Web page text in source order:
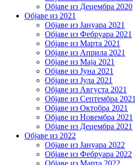
Објаве из Децембра 2020
Објаве из 2021
Објаве из Јануара 2021
Објаве из Фебруара 2021
Објаве из Марта 2021
Објаве из Априла 2021
Објаве из Маја 2021
Објаве из Јуна 2021
Објаве из Јула 2021
Објаве из Августа 2021
Објаве из Септембра 2021
Објаве из Октобра 2021
Објаве из Новембра 2021
Објаве из Децембра 2021
Објаве из 2022
Објаве из Јануара 2022
Објаве из Фебруара 2022
Објаве из Марта 2022